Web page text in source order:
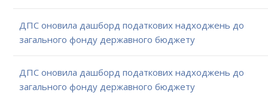
ДПС оновила дашборд податкових надходжень до
загального фонду державного бюджету
ДПС оновила дашборд податкових надходжень до
загального фонду державного бюджету